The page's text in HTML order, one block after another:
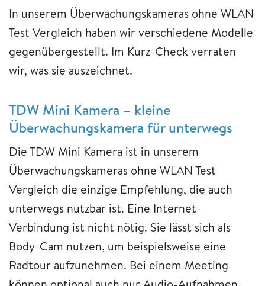
In unserem Überwachungskameras ohne WLAN
Test Vergleich haben wir verschiedene Modelle
gegenübergestellt. Im Kurz-Check verraten
wir, was sie auszeichnet.
TDW Mini Kamera – kleine
Überwachungskamera für unterwegs
Die TDW Mini Kamera ist in unserem
Überwachungskameras ohne WLAN Test
Vergleich die einzige Empfehlung, die auch
unterwegs nutzbar ist. Eine Internet-
Verbindung ist nicht nötig. Sie lässt sich als
Body-Cam nutzen, um beispielsweise eine
Radtour aufzunehmen. Bei einem Meeting